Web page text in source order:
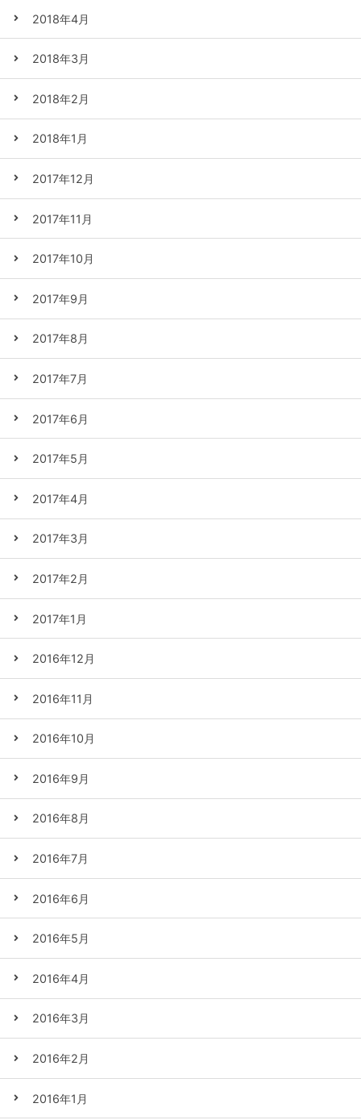
2018年4月
2018年3月
2018年2月
2018年1月
2017年12月
2017年11月
2017年10月
2017年9月
2017年8月
2017年7月
2017年6月
2017年5月
2017年4月
2017年3月
2017年2月
2017年1月
2016年12月
2016年11月
2016年10月
2016年9月
2016年8月
2016年7月
2016年6月
2016年5月
2016年4月
2016年3月
2016年2月
2016年1月